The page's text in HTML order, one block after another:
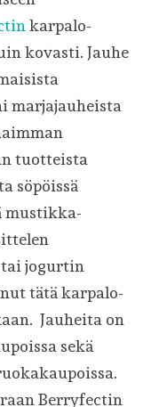
karpalo-
kovasti. Jauhe
marjajauheista
tuotteista
söpöissä
mustikka-
jogurtin
tätä karpalo-
Jauheita on
sekä
Berryfectin